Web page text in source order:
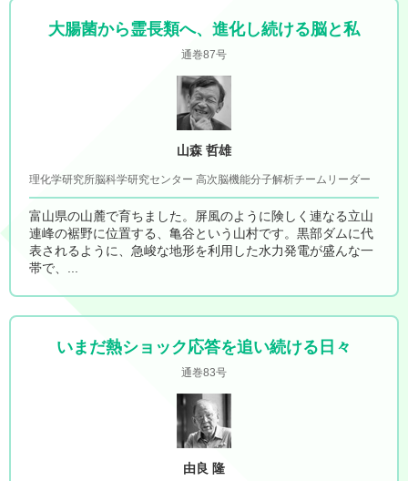
大腸菌から霊長類へ、進化し続ける脳と私
通巻87号
山森 哲雄
理化学研究所脳科学研究センター 高次脳機能分子解析チームリーダー
富山県の山麓で育ちました。屏風のように険しく連なる立山
連峰の裾野に位置する、亀谷という山村です。黒部ダムに代
表されるように、急峻な地形を利用した水力発電が盛んな一
帯で、...
いまだ熱ショック応答を追い続ける日々
通巻83号
由良 隆